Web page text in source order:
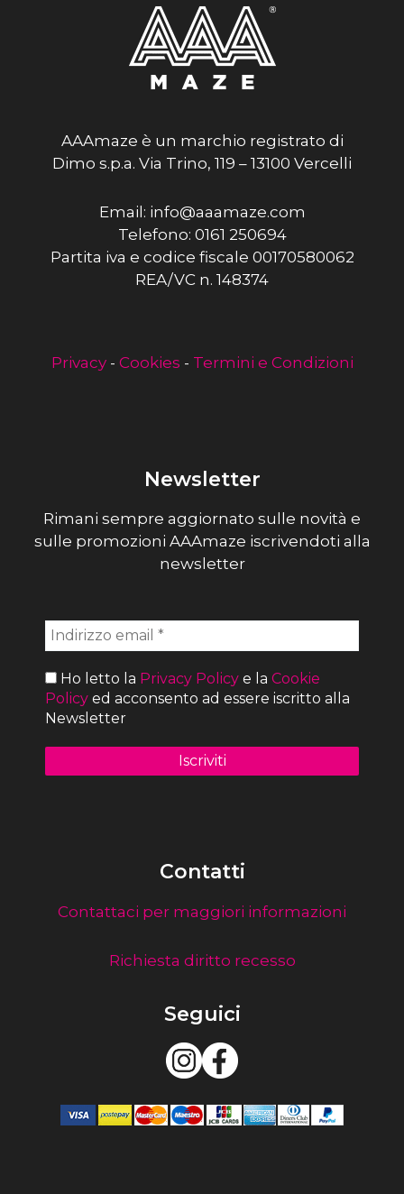
AAAmaze è un marchio registrato di
Dimo s.p.a. Via Trino, 119 – 13100 Vercelli
Email: info@aaamaze.com
Telefono: 0161 250694
Partita iva e codice fiscale 00170580062
REA/VC n. 148374
Privacy- Cookies - Termini e Condizioni
Newsletter
Rimani sempre aggiornato sulle novità e
sulle promozioni AAAmaze iscrivendoti alla
newsletter
Ho letto la Privacy Policy e la Cookie
Policy ed acconsento ad essere iscritto alla
Newsletter
Contatti
Contattaci per maggiori informazioni
Richiesta diritto recesso
Seguici